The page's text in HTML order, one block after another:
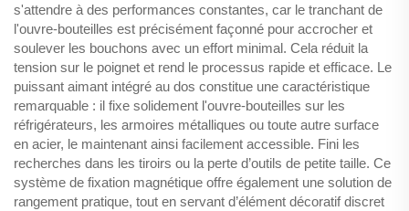
s'attendre à des performances constantes, car le tranchant de
l'ouvre-bouteilles est précisément façonné pour accrocher et
soulever les bouchons avec un effort minimal. Cela réduit la
tension sur le poignet et rend le processus rapide et efficace. Le
puissant aimant intégré au dos constitue une caractéristique
remarquable : il fixe solidement l'ouvre-bouteilles sur les
réfrigérateurs, les armoires métalliques ou toute autre surface
en acier, le maintenant ainsi facilement accessible. Fini les
recherches dans les tiroirs ou la perte d’outils de petite taille. Ce
système de fixation magnétique offre également une solution de
rangement pratique, tout en servant d’élément décoratif discret